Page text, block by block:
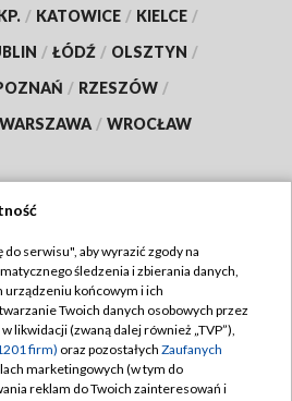
/ KATOWICE / KIELCE /
/ ŁÓDŹ / OLSZTYN /
/ RZESZÓW /
WARSZAWA / WROCŁAW
TVP
TVP
prywatności
Moje zgody
serwisu", aby wyrazić zgody na
śledzenia i zbierania danych,
urządzeniu końcowym i ich
Twoich danych osobowych przez
likwidacji (zwaną dalej również „TVP”),
firm) oraz pozostałych Zaufanych
marketingowych (w tym do
reklam do Twoich zainteresowań i